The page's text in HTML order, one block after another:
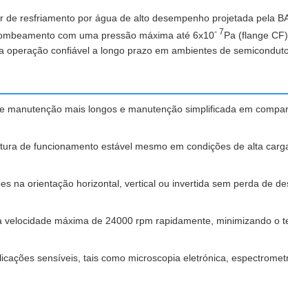
resfriamento por água de alto desempenho projetada pela
com uma pressão máxima até 6x10- 7Pa (flange
confiável a longo prazo em ambientes de
manutenção mais longos e manutenção simplificada em
de funcionamento estável mesmo em condições de alta
na orientação horizontal, vertical ou invertida sem perda de
velocidade máxima de 24000 rpm rapidamente, minimizando o
sensíveis, tais como microscopia eletrónica,